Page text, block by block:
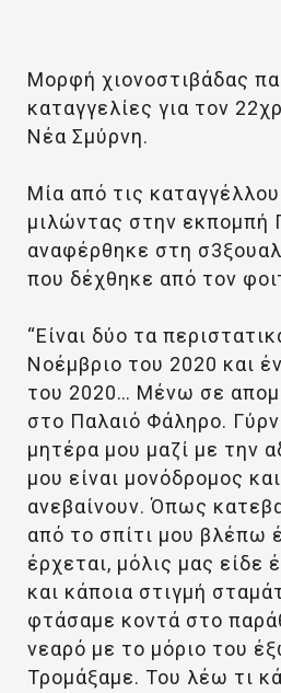
Μορφή χιονοστιβάδας
καταγγελίες για τον
Νέα Σμύρνη.
Μία από τις
μιλώντας στην εκπομπή
αναφέρθηκε στη
που δέχθηκε από τον
“Είναι δύο τα
Νοέμβριο του 2020 και
του 2020… Μένω σε
στο Παλαιό Φάληρο.
μητέρα μου μαζί με την
μου είναι μονόδρομος
ανεβαίνουν. Όπως
από το σπίτι μου βλέπω
έρχεται, μόλις μας είδε
και κάποια στιγμή
φτάσαμε κοντά στο
νεαρό με το μόριο του
Τρομάξαμε. Του λέω τι